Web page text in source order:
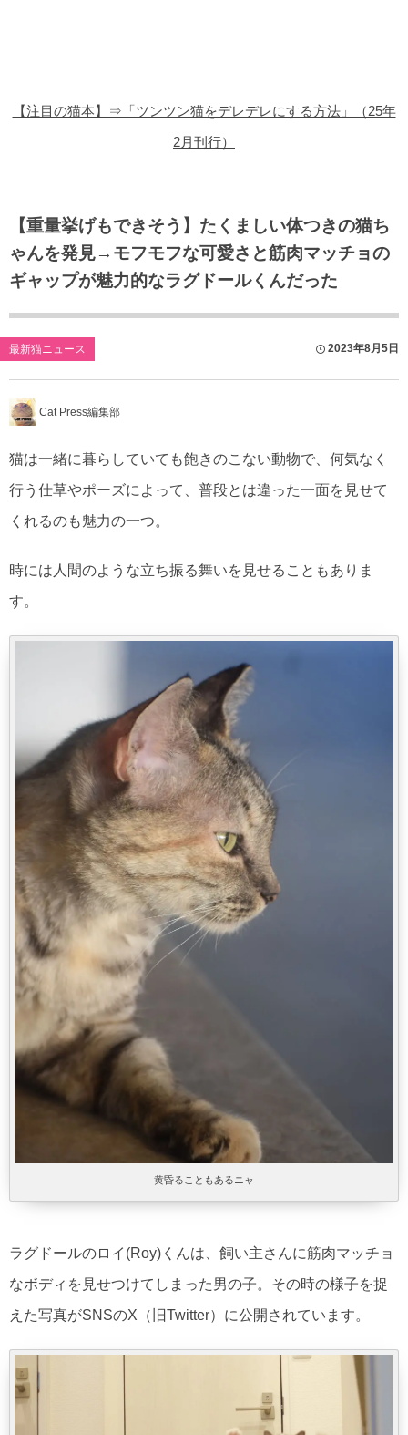
【注目の猫本】⇒「ツンツン猫をデレデレにする方法」（25年
2月刊行）
【重量挙げもできそう】たくましい体つきの猫ち
ゃんを発見→モフモフな可愛さと筋肉マッチョの
ギャップが魅力的なラグドールくんだった
最新猫ニュース 2023年8月5日
Cat Press編集部
猫は一緒に暮らしていても飽きのこない動物で、何気なく
行う仕草やポーズによって、普段とは違った一面を見せて
くれるのも魅力の一つ。
時には人間のような立ち振る舞いを見せることもありま
す。
黄昏ることもあるニャ
ラグドールのロイ(Roy)くんは、飼い主さんに筋肉マッチョ
なボディを見せつけてしまった男の子。その時の様子を捉
えた写真がSNSのX（旧Twitter）に公開されています。
猫のゲーム・アプリ
猫のフリー写真素材